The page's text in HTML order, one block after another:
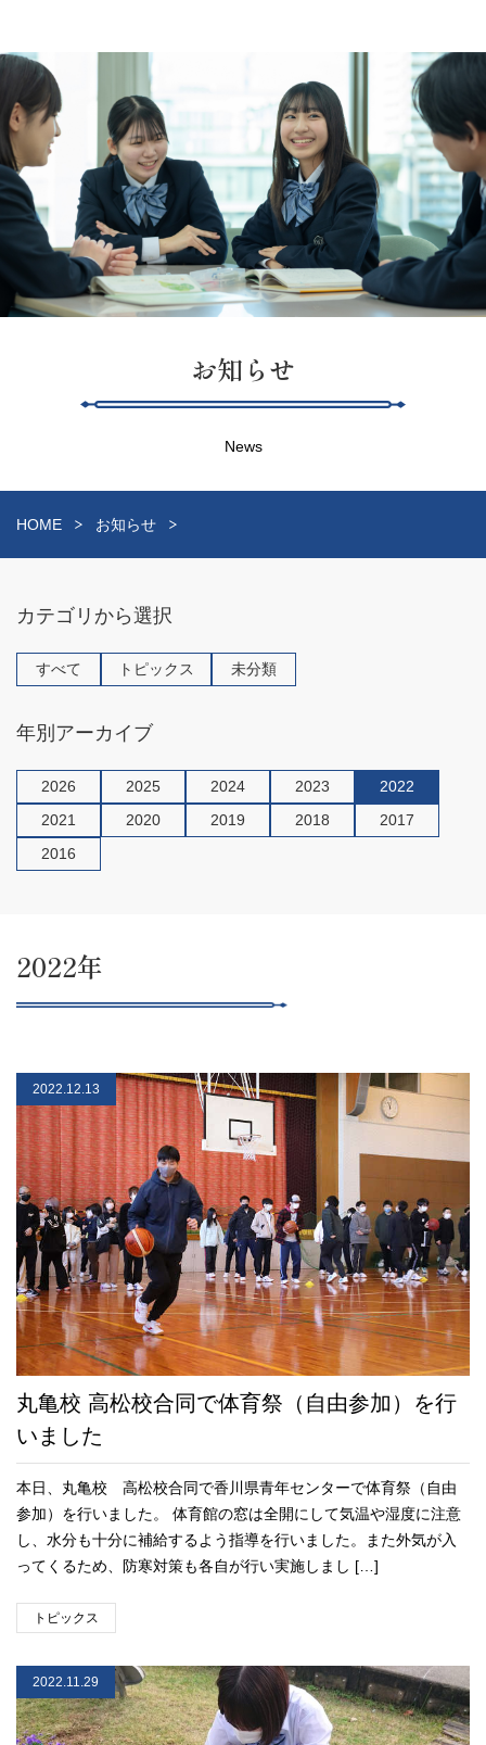
お知らせ
News
HOME お知らせ
カテゴリから選択
すべて トピックス 未分類
年別アーカイブ
2026 2025 2024 2023
2022
2021
2020 2019 2018
2017
2016
2022年
2022.12.13
丸亀校 高松校合同で体育祭（自由参加）を行
いました
本日、丸亀校 高松校合同で香川県青年センターで体育祭（自由
参加）を行いました。 体育館の窓は全開にして気温や湿度に注意
し、水分も十分に補給するよう指導を行いました。また外気が入
ってくるため、防寒対策も各自が行い実施しまし […]
トピックス
2022.11.29